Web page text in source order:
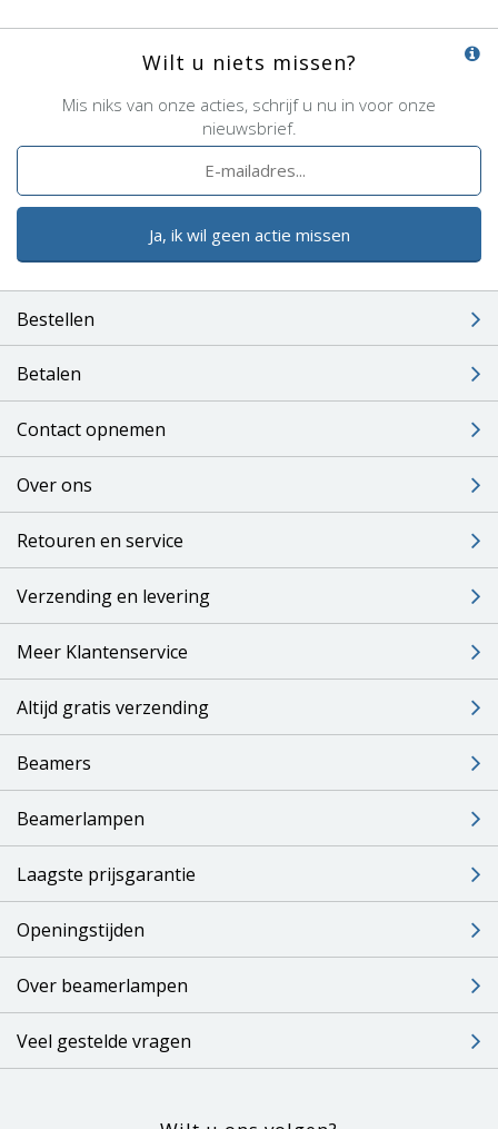
Wilt u niets missen?
Mis niks van onze acties, schrijf u nu in voor onze
nieuwsbrief.
Ja, ik wil geen actie missen
Bestellen
Betalen
Contact opnemen
Over ons
Retouren en service
Verzending en levering
Meer Klantenservice
Altijd gratis verzending
Beamers
Beamerlampen
Laagste prijsgarantie
Openingstijden
Over beamerlampen
Veel gestelde vragen